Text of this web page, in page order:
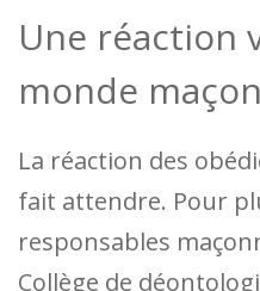
Une réaction
monde
La réaction des
fait attendre. Pour
responsables
Collège de